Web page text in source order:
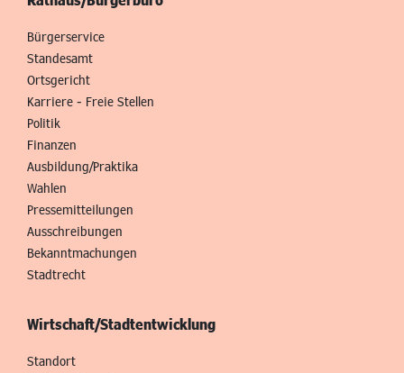
Bürgerservice
Standesamt
Ortsgericht
Karriere - Freie Stellen
Politik
Finanzen
Ausbildung/Praktika
Wahlen
Pressemitteilungen
Ausschreibungen
Bekanntmachungen
Stadtrecht
Wirtschaft/Stadtentwicklung
Standort